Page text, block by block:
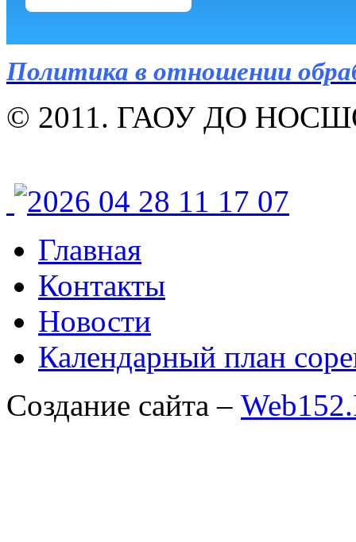
Политика в отношении
© 2011. ГАОУ ДО
Главная
Контакты
Новости
Календарный план
Создание сайта –